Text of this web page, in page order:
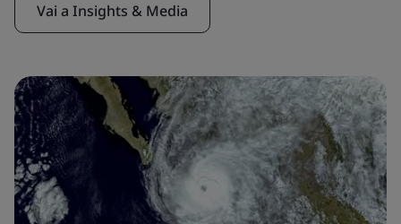
Vai a Insights & Media